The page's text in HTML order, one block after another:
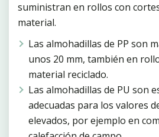
suministran en rollos con
material.
Las almohadillas de PP son
unos 20 mm, también en
material reciclado.
Las almohadillas de PU son
adecuadas para los valores
elevados, por ejemplo en